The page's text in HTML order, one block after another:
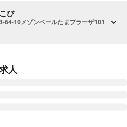
び
64-10メゾンベールたまプラーザ101
人